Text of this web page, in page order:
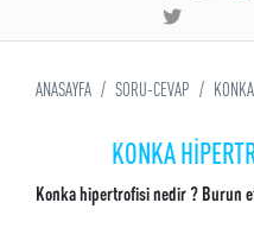
ANASAYFA SORU-CEVAP
KONKA
Konka hipertrofisi nedir ? Burun